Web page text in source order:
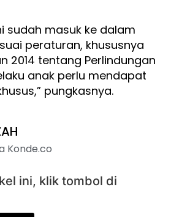
sudah masuk ke dalam
peraturan, khususnya
2014 tentang Perlindungan
anak perlu mendapat
pungkasnya.
Konde.co
ini, klik tombol di